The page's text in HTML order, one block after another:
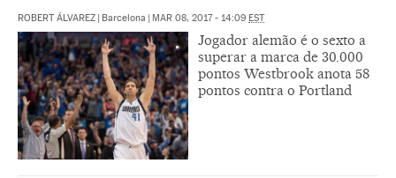
ROBERT ÁLVAREZ | Barcelona | MAR 08, 2017 - 14:09 EST
Jogador alemão é o sexto a
superar a marca de 30.000
pontos Westbrook anota 58
pontos contra o Portland